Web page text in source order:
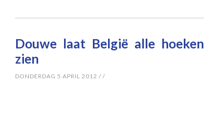
Douwe laat België alle hoeken
zien
DONDERDAG 5 APRIL 2012 //